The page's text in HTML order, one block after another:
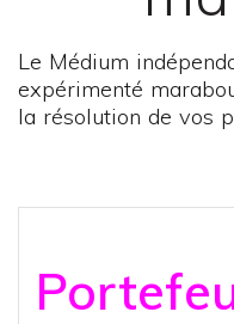
Le Médium
expérimenté
la résolution de vos